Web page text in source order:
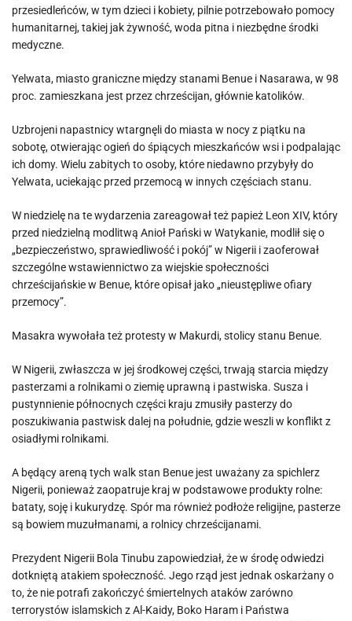
przesiedleńców, w tym dzieci i kobiety, pilnie potrzebowało pomocy
humanitarnej, takiej jak żywność, woda pitna i niezbędne środki
medyczne.
Yelwata, miasto graniczne między stanami Benue i Nasarawa, w 98
proc. zamieszkana jest przez chrześcijan, głównie katolików.
Uzbrojeni napastnicy wtargnęli do miasta w nocy z piątku na
sobotę, otwierając ogień do śpiących mieszkańców wsi i podpalając
ich domy. Wielu zabitych to osoby, które niedawno przybyły do
Yelwata, uciekając przed przemocą w innych częściach stanu.
W niedzielę na te wydarzenia zareagował też papież Leon XIV, który
przed niedzielną modlitwą Anioł Pański w Watykanie, modlił się o
„bezpieczeństwo, sprawiedliwość i pokój” w Nigerii i zaoferował
szczególne wstawiennictwo za wiejskie społeczności
chrześcijańskie w Benue, które opisał jako „nieustępliwe ofiary
przemocy”.
Masakra wywołała też protesty w Makurdi, stolicy stanu Benue.
W Nigerii, zwłaszcza w jej środkowej części, trwają starcia między
pasterzami a rolnikami o ziemię uprawną i pastwiska. Susza i
pustynnienie północnych części kraju zmusiły pasterzy do
poszukiwania pastwisk dalej na południe, gdzie weszli w konflikt z
osiadłymi rolnikami.
A będący areną tych walk stan Benue jest uważany za spichlerz
Nigerii, ponieważ zaopatruje kraj w podstawowe produkty rolne:
bataty, soję i kukurydzę. Spór ma również podłoże religijne, pasterze
są bowiem muzułmanami, a rolnicy chrześcijanami.
Prezydent Nigerii Bola Tinubu zapowiedział, że w środę odwiedzi
dotkniętą atakiem społeczność. Jego rząd jest jednak oskarżany o
to, że nie potrafi zakończyć śmiertelnych ataków zarówno
terrorystów islamskich z Al-Kaidy, Boko Haram i Państwa